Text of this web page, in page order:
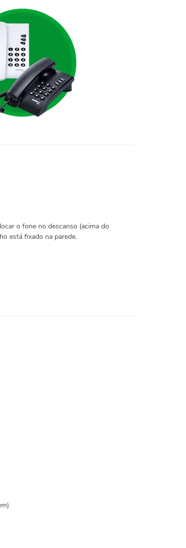
o fone no descanso (acima do
está fixado na parede.